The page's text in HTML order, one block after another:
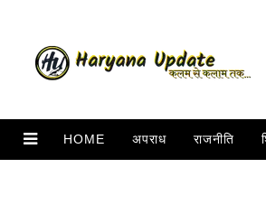
HOME अपराध राजनीति